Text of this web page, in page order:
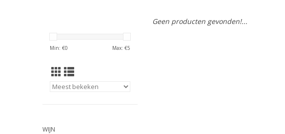
Min: €0 Max: €5
WIJN
Geen producten gevonden!...